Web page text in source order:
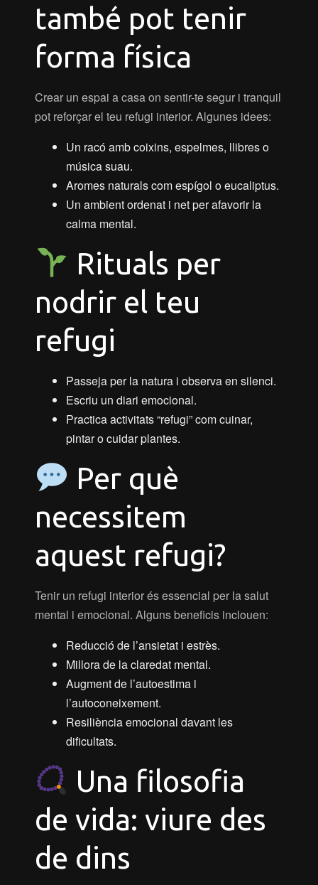
també pot tenir
forma física
Crear un espai a casa on sentir-te segur i tranquil
pot reforçar el teu refugi interior. Algunes idees:
Un racó amb coixins, espelmes, llibres o
música suau.
Aromes naturals com espígol o eucaliptus.
Un ambient ordenat i net per afavorir la
calma mental.
Rituals per
nodrir el teu
refugi
Passeja per la natura i observa en silenci.
Escriu un diari emocional.
Practica activitats “refugi” com cuinar,
pintar o cuidar plantes.
Per què
necessitem
aquest refugi?
Tenir un refugi interior és essencial per la salut
mental i emocional. Alguns beneficis inclouen:
Reducció de l’ansietat i estrès.
Millora de la claredat mental.
Augment de l’autoestima i
l’autoconeixement.
Resiliència emocional davant les
dificultats.
Una filosofia
de vida: viure des
de dins